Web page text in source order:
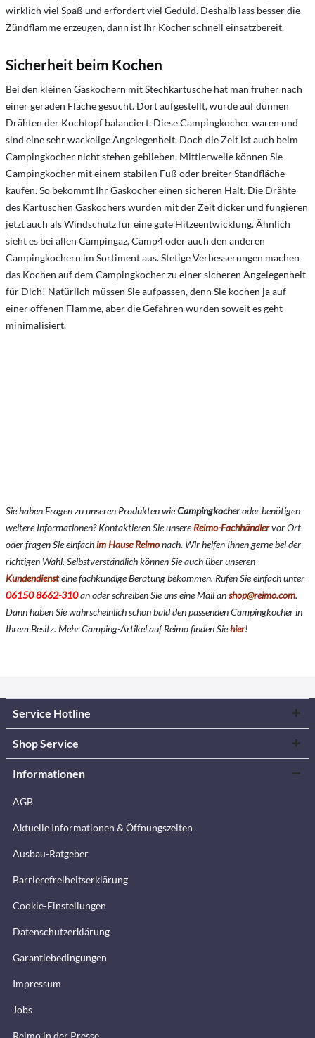
wirklich viel Spaß und erfordert viel Geduld. Deshalb lass besser die
Zündflamme erzeugen, dann ist Ihr Kocher schnell einsatzbereit.
Sicherheit beim Kochen
Bei den kleinen Gaskochern mit Stechkartusche hat man früher nach
einer geraden Fläche gesucht. Dort aufgestellt, wurde auf dünnen
Drähten der Kochtopf balanciert. Diese Campingkocher waren und
sind eine sehr wackelige Angelegenheit. Doch die Zeit ist auch beim
Campingkocher nicht stehen geblieben. Mittlerweile können Sie
Campingkocher mit einem stabilen Fuß oder breiter Standfläche
kaufen. So bekommt Ihr Gaskocher einen sicheren Halt. Die Drähte
des Kartuschen Gaskochers wurden mit der Zeit dicker und fungieren
jetzt auch als Windschutz für eine gute Hitzeentwicklung. Ähnlich
sieht es bei allen Campingaz, Camp4 oder auch den anderen
Campingkochern im Sortiment aus. Stetige Verbesserungen machen
das Kochen auf dem Campingkocher zu einer sicheren Angelegenheit
für Dich! Natürlich müssen Sie aufpassen, denn Sie kochen ja auf
einer offenen Flamme, aber die Gefahren wurden soweit es geht
minimalisiert.
Sie haben Fragen zu unseren Produkten wieCampingkocheroder benötigen
weitere Informationen? Kontaktieren Sie unsereReimo-Fachhändlervor Ort
oder fragen Sie einfachim Hause Reimonach. Wir helfen Ihnen gerne bei der
richtigen Wahl. Selbstverständlich können Sie auch über unseren
Kundendiensteine fachkundige Beratung bekommen. Rufen Sie einfach unter
06150 8662-310an oder schreiben Sie uns eine Mail anshop@reimo.com.
Dann haben Sie wahrscheinlich schon bald den passenden Campingkocher in
Ihrem Besitz. Mehr Camping-Artikel auf Reimo finden Siehier!
Service Hotline
Shop Service
Informationen
AGB
Aktuelle Informationen & Öffnungszeiten
Ausbau-Ratgeber
Barrierefreiheitserklärung
Cookie-Einstellungen
Datenschutzerklärung
Garantiebedingungen
Impressum
Jobs
Reimo in der Presse